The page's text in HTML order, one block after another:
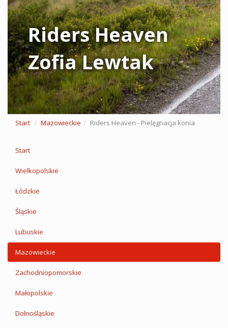
Riders Heaven
Zofia Lewtak
Start Mazowieckie Riders Heaven - Pielęgnacja konia
Start
Wielkopolskie
Łódzkie
Śląskie
Lubuskie
Mazowieckie
Zachodniopomorskie
Małopolskie
Dolnośląskie